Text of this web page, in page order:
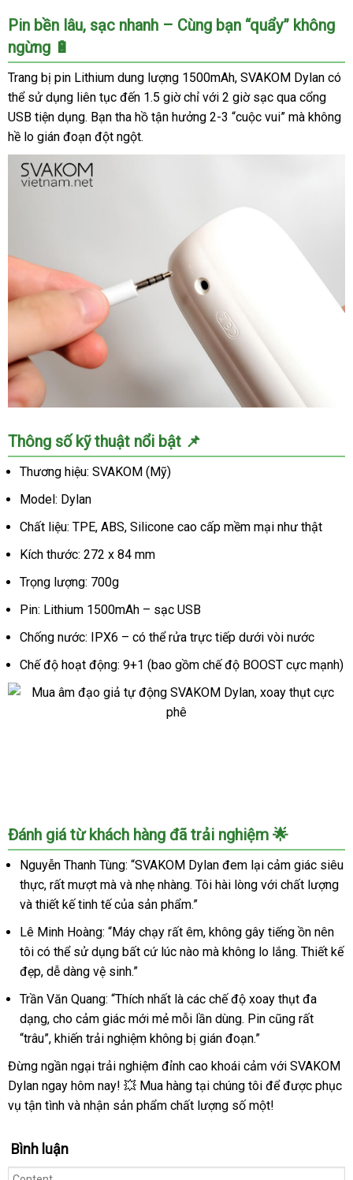
âm
đạo
giả
tự
động
SVAKOM
Dylan,
xoay
thụt
cực
Pin bền lâu, sạc nhanh – Cùng bạn “quẩy” không
ngừng 🔋
Trang bị pin Lithium dung lượng 1500mAh, SVAKOM Dylan có
thể sử dụng liên tục đến 1.5 giờ chỉ với 2 giờ sạc qua cổng
USB tiện dụng. Bạn tha hồ tận hưởng 2-3 “cuộc vui” mà không
hề lo gián đoạn đột ngột.
âm
đạo
tự
động
SVAKOM
Dylan,
thụt
cực
Thông số kỹ thuật nổi bật 📌
Thương hiệu: SVAKOM (Mỹ)
Model: Dylan
Chất liệu: TPE, ABS, Silicone cao cấp mềm mại như thật
Kích thước: 272 x 84 mm
Trọng lượng: 700g
Pin: Lithium 1500mAh – sạc USB
Chống nước: IPX6 – có thể rửa trực tiếp dưới vòi nước
Chế độ hoạt động: 9+1 (bao gồm chế độ BOOST cực mạnh)
động
SVAKOM
Dylan,
xoay
thụt
phê
Đánh giá từ khách hàng đã trải nghiệm 🌟
Nguyễn Thanh Tùng: “SVAKOM Dylan đem lại cảm giác siêu
thực, rất mượt mà và nhẹ nhàng. Tôi hài lòng với chất lượng
và thiết kế tinh tế của sản phẩm.”
Lê Minh Hoàng: “Máy chạy rất êm, không gây tiếng ồn nên
tôi có thể sử dụng bất cứ lúc nào mà không lo lắng. Thiết kế
đẹp, dễ dàng vệ sinh.”
Trần Văn Quang: “Thích nhất là các chế độ xoay thụt đa
dạng, cho cảm giác mới mẻ mỗi lần dùng. Pin cũng rất
“trâu”, khiến trải nghiệm không bị gián đoạn.”
Đừng ngần ngại trải nghiệm đỉnh cao khoái cảm với SVAKOM
Dylan ngay hôm nay! 💥 Mua hàng tại chúng tôi để được phục
vụ tận tình và nhận sản phẩm chất lượng số một!
Bình luận